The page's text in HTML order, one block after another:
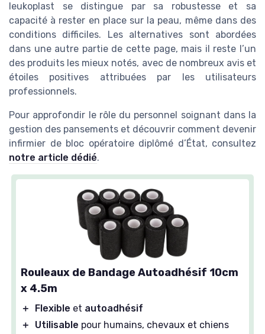
leukoplast se distingue par sa robustesse et sa
capacité à rester en place sur la peau, même dans des
conditions difficiles. Les alternatives sont abordées
dans une autre partie de cette page, mais il reste l’un
des produits les mieux notés, avec de nombreux avis et
étoiles positives attribuées par les utilisateurs
professionnels.
Pour approfondir le rôle du personnel soignant dans la
gestion des pansements et découvrir comment devenir
infirmier de bloc opératoire diplômé d’État, consultez
notre article dédié.
Rouleaux de Bandage Autoadhésif 10cm
x 4.5m
＋ Flexible et autoadhésif
＋
Utilisable pour humains, chevaux et chiens